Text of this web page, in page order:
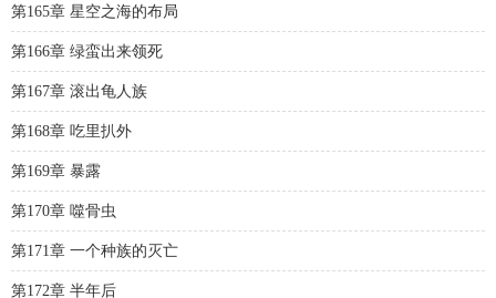
第165章 星空之海的布局
第166章 绿蛮出来领死
第167章 滚出龟人族
第168章 吃里扒外
第169章 暴露
第170章 噬骨虫
第171章 一个种族的灭亡
第172章 半年后